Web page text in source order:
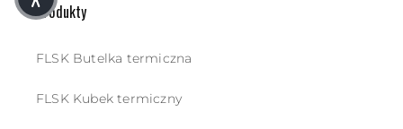
Produkty
FLSK Butelka termiczna
FLSK Kubek termiczny